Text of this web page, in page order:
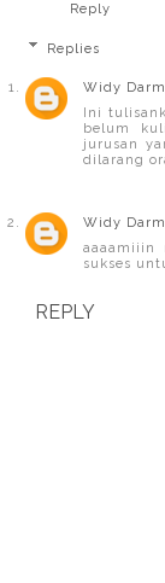
Reply
Replies
Widy
Ini
belum
jurusan
dilarang
Widy
aaaamiiin
sukses
REPLY